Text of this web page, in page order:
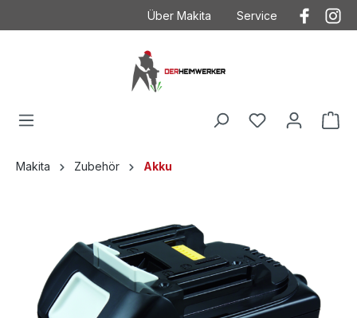
Über Makita
Kontakt
AGB
Impressum
Service
Makita Zubehör Akku